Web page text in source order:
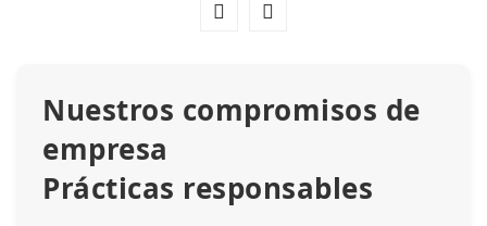
Nuestros compromisos de
empresa
Prácticas responsables